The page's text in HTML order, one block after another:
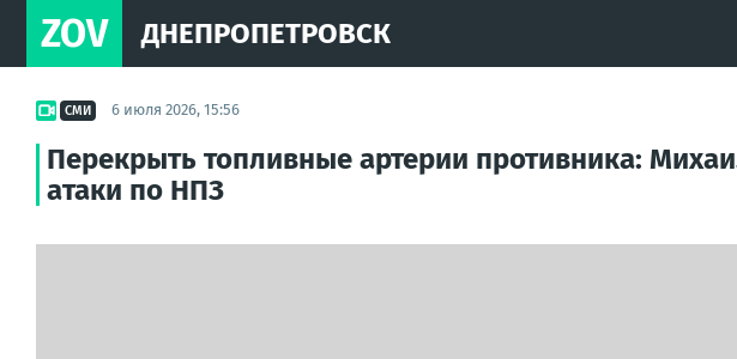
ZOV ДНЕПРОПЕТРОВСК
СМИ 6 июля 2026, 15:56
Перекрыть топливные артерии противника:
атаки по НПЗ